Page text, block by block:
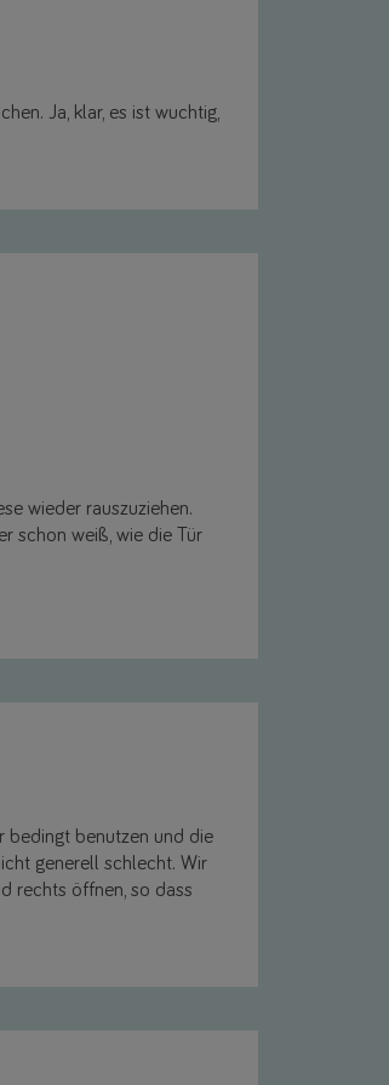
Ja, klar, es ist wuchtig,
wieder rauszuziehen.
schon weiß, wie die Tür
bedingt benutzen und die
generell schlecht. Wir
rechts öffnen, so dass